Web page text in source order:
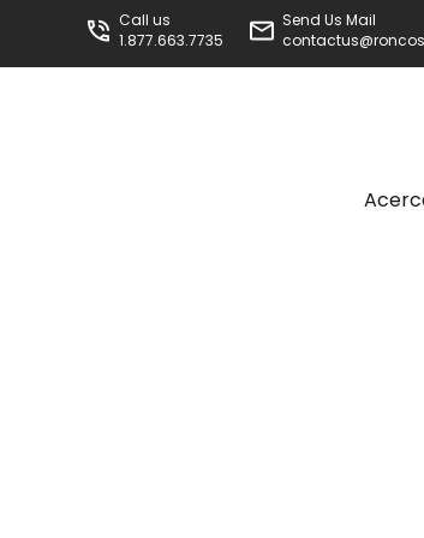
Call us
1.877.663.7735
Send Us Mail